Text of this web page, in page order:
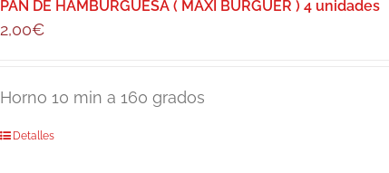
PAN DE HAMBURGUESA ( MAXI BURGUER ) 4 unidades
2,00€
Horno 10 min a 160 grados
Detalles